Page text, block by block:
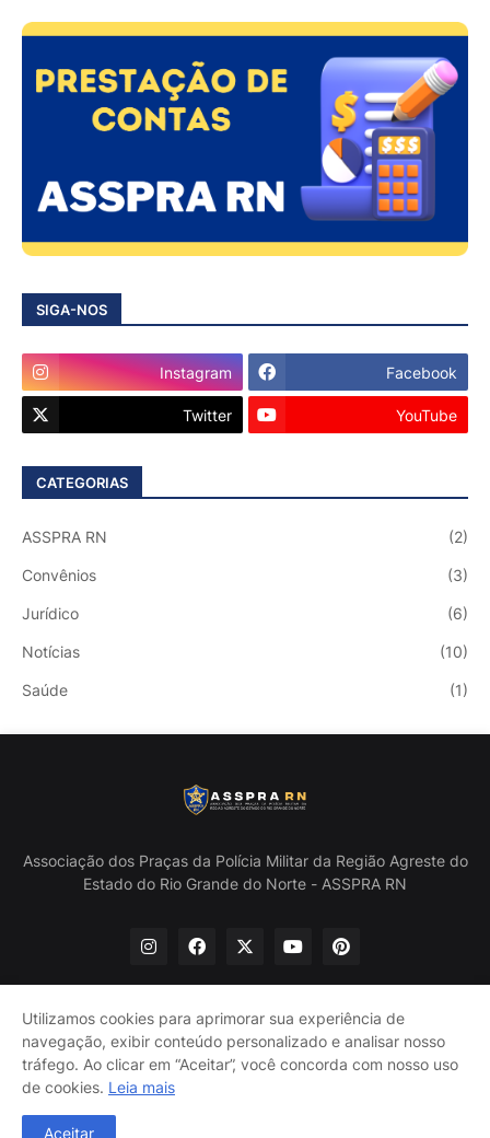
SIGA-NOS
Instagram Facebook
Twitter YouTube
CATEGORIAS
ASSPRA RN (2)
Convênios (3)
Jurídico (6)
Notícias (10)
Saúde (1)
Associação dos Praças da Polícia Militar da Região Agreste do
Estado do Rio Grande do Norte - ASSPRA RN
@ASSPRA RN Todos os direitos reservados. Design por
Início Quem Somos
Política de Privacidade
Contate-nos
Utilizamos cookies para aprimorar sua experiência de
navegação, exibir conteúdo personalizado e analisar nosso
tráfego. Ao clicar em “Aceitar”, você concorda com nosso uso
de cookies. Leia mais
Aceitar